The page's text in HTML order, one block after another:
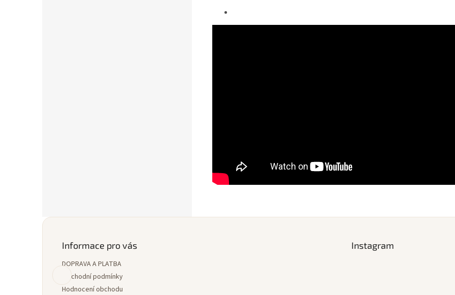
Informace pro vás
DOPRAVA A PLATBA
Obchodní podmínky
Hodnocení obchodu
Instagram